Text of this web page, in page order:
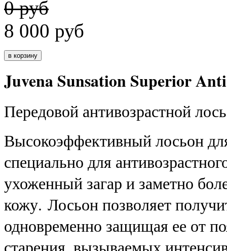
0 руб
8 000 руб
Juvena Sunsation Superior
Передовой антивозрастной
Высокоэффективный лосьон
специально для
ухоженный загар и заметно
кожу. Лосьон позволяет
одновременно защищая ее от